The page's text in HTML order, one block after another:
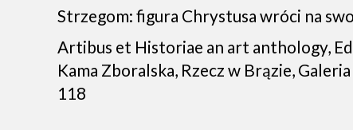
Strzegom: figura Chrystusa wróci na
Artibus et Historiae an art anthology,
Kama Zboralska, Rzecz w Brązie,
118